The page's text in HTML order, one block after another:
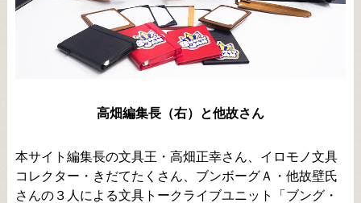
高畑編集長（右）と他故さん
本サイト編集長の文具王・高畑正幸さん、イロモノ文具
コレクター・きだてたくさん、ブンボーグＡ・他故壁氏
さんの３人による文具トークライブユニット「ブング・